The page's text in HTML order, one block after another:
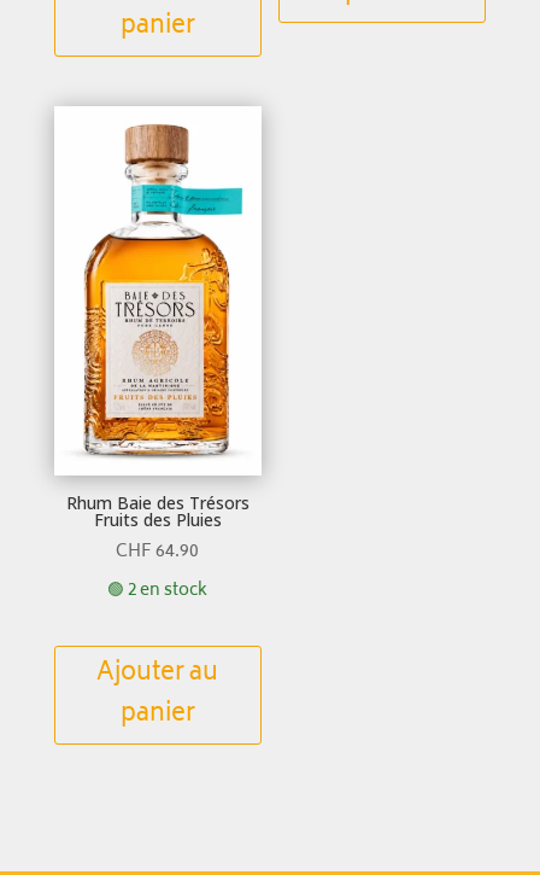
panier
Rhum Baie des Trésors
Fruits des Pluies
CHF64.90
🟢 2 en stock
Ajouter au
panier